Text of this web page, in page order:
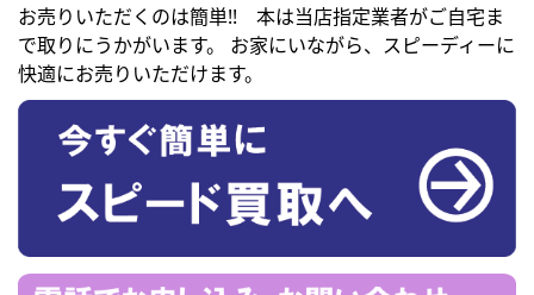
お売りいただくのは簡単!! 本は当店指定業者がご自宅ま
で取りにうかがいます。 お家にいながら、スピーディーに
快適にお売りいただけます。